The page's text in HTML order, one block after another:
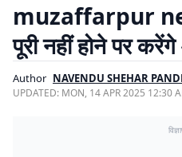
muzaffarpur
पूरी नहीं होने पर
Author NAVENDU SHEHAR
UPDATED: MON, 14 APR 2025 12:30